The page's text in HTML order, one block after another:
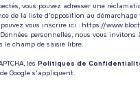
vous pouvez adresser une
de la liste d'opposition au démarchage
vous inscrire ici : https://
personnelles, nous vous invitons
le champ de saisie libre.
les Politiques de
de Google s'appliquent.